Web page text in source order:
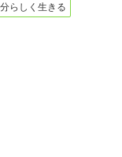
らしく生きる